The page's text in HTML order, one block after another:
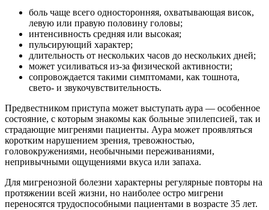
боль чаще всего односторонняя, охватывающая висок,
левую или правую половину головы;
интенсивность средняя или высокая;
пульсирующий характер;
длительность от нескольких часов до нескольких дней;
может усиливаться из-за физической активности;
сопровождается такими симптомами, как тошнота,
свето- и звукочувствительность.
Предвестником приступа может выступать аура — особенное
состояние, с которым знакомы как больные эпилепсией, так и
страдающие мигренями пациенты. Аура может проявляться
коротким нарушением зрения, тревожностью,
головокружениями, необычными переживаниями,
непривычными ощущениями вкуса или запаха.
Для мигренозной болезни характерны регулярные повторы на
протяжении всей жизни, но наиболее остро мигрени
переносятся трудоспособными пациентами в возрасте 35 лет.